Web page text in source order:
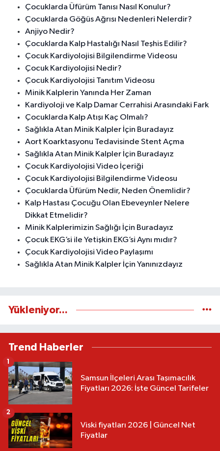
Çocuklarda Üfürüm Tanısı Nasıl Konulur?
Çocuklarda Göğüs Ağrısı Nedenleri Nelerdir?
Anjiyo Nedir?
Çocuklarda Kalp Hastalığı Nasıl Teşhis Edilir?
Çocuk Kardiyolojisi Bilgilendirme Videosu
Çocuk Kardiyolojisi Nedir?
Çocuk Kardiyolojisi Tanıtım Videosu
Minik Kalplerin Yanında Her Zaman
Kardiyoloji ve Kalp Damar Cerrahisi Arasındaki Fark
Çocuklarda Kalp Atışı Kaç Olmalı?
Sağlıkla Atan Minik Kalpler İçin Buradayız
Aort Koarktasyonu Tedavisinde Stent Açma
Sağlıkla Atan Minik Kalpler İçin Buradayız
Çocuk Kardiyolojisi Video İçeriği
Çocuk Kardiyolojisi Bilgilendirme Videosu
Çocuklarda Üfürüm Nedir, Neden Önemlidir?
Kalp Hastası Çocuğu Olan Ebeveynler Nelere
Dikkat Etmelidir?
Minik Kalplerimizin Sağlığı İçin Buradayız
Çocuk EKG’si ile Yetişkin EKG’si Aynı mıdır?
Çocuk Kardiyolojisi Video Paylaşımı
Sağlıkla Atan Minik Kalpler İçin Yanınızdayız
Yükleniyor...
Trend Haberler
Samsun İlçeleri Arası Taşımacılık
Fiyatları 2026: İşte Güncel Tarifeler
1
Viski fiyatları 2026 | Güncel Net
Fiyatlar
2